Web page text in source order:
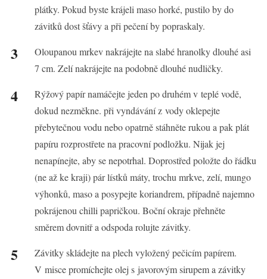
plátky. Pokud byste krájeli maso horké, pustilo by do
závitků dost šťávy a při pečení by popraskaly.
Oloupanou mrkev nakrájejte na slabé hranolky dlouhé asi
7 cm. Zelí nakrájejte na podobně dlouhé nudličky.
Rýžový papír namáčejte jeden po druhém v teplé vodě,
dokud nezměkne. při vyndávání z vody oklepejte
přebytečnou vodu nebo opatrně stáhněte rukou a pak plát
papíru rozprostřete na pracovní podložku. Nijak jej
nenapínejte, aby se nepotrhal. Doprostřed položte do řádku
(ne až ke kraji) pár lístků máty, trochu mrkve, zelí, mungo
výhonků, maso a posypejte koriandrem, případně najemno
pokrájenou chilli papričkou. Boční okraje přehněte
směrem dovnitř a odspoda rolujte závitky.
Závitky skládejte na plech vyložený pečicím papírem.
V misce promíchejte olej s javorovým sirupem a závitky